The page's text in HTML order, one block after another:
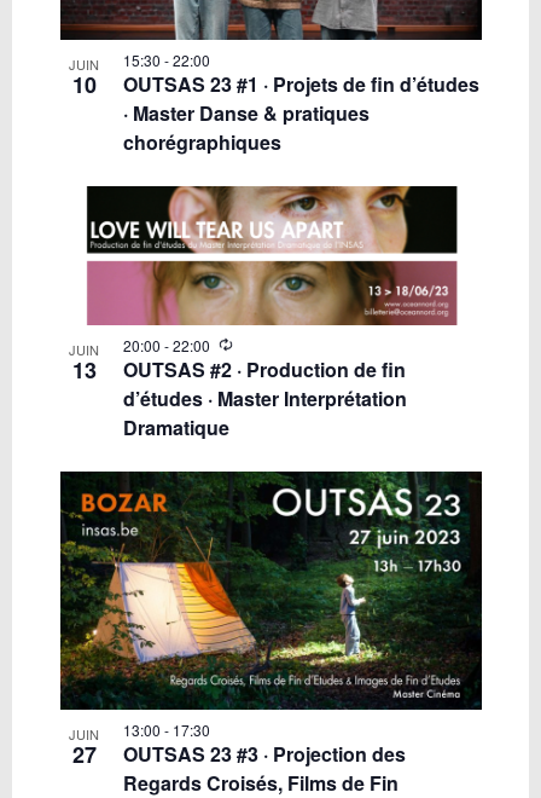
JUIN
10
15:30 -22:00
OUTSAS 23 #1 · Projets de fin d’études
· Master Danse & pratiques
chorégraphiques
JUIN
13
20:00 -22:00
OUTSAS #2 · Production de fin
d’études · Master Interprétation
Dramatique
JUIN
27
13:00 - 17:30
OUTSAS 23 #3 · Projection des
Regards Croisés, Films de Fin